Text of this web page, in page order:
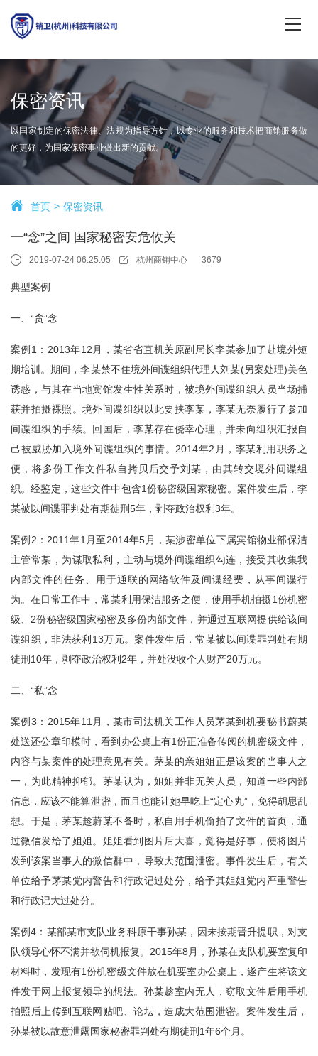
保密资讯
以国家制定的保密法律、法规为指导方针，以专业的服务和技术把商销服务做
的更好，为国家保密事业做出新的贡献。
首页 保密资讯
一“念”之间 国家秘密安危攸关
2019-07-24 06:25:05 杭州商销中心 3679
典型案例
一、“贪”念
案例1：2013年12月，某省省直机关原副局长李某参加了赴境外短
期培训。期间，李某禁不住境外间谍组织代理人刘某(另案处理)美色
诱惑，与其在当地宾馆发生性关系时，被境外间谍组织人员当场捕
获并拍摄裸照。境外间谍组织以此要挟李某，李某无奈履行了参加
间谍组织的手续。回国后，李某存在侥幸心理，并未向组织汇报自
己被威胁加入境外间谍组织的事情。2014年2月，李某利用职务之
便，将多份工作文件私自拷贝后交予刘某，由其转交境外间谍组
织。经鉴定，这些文件中包含1份秘密级国家秘密。案件发生后，李
某被以间谍罪判处有期徒刑5年，剥夺政治权利3年。
案例2：2011年1月至2014年5月，某涉密单位下属宾馆物业部保洁
主管常某，为谋取私利，主动与境外间谍组织勾连，接受其收集我
内部文件的任务、用于通联的网络软件及间谍经费，从事间谍行
为。在日常工作中，常某利用保洁服务之便，使用手机拍摄1份机密
级、2份秘密级国家秘密及多份内部文件，并通过互联网提供给该间
谍组织，非法获利13万元。案件发生后，常某被以间谍罪判处有期
徒刑10年，剥夺政治权利2年，并处没收个人财产20万元。
二、“私”念
案例3：2015年11月，某市司法机关工作人员茅某到机要秘书蔚某
处送还公章印模时，看到办公桌上有1份正准备传阅的机密级文件，
内容与某案件的处理意见有关。茅某的亲姐姐正是该案的当事人之
一，为此精神抑郁。茅某认为，姐姐并非无关人员，知道一些内部
信息，应该不能算泄密，而且也能让她早吃上“定心丸”，免得胡思乱
想。于是，茅某趁蔚某不备时，私自用手机偷拍了文件的首页，通
过微信发给了姐姐。姐姐看到图片后大喜，觉得是好事，便将图片
发到该案当事人的微信群中，导致大范围泄密。事件发生后，有关
单位给予茅某党内警告和行政记过处分，给予其姐姐党内严重警告
和行政记大过处分。
案例4：某部某市支队业务科原干事孙某，因未按期晋升提职，对支
队领导心怀不满并欲伺机报复。2015年8月，孙某在支队机要室复印
材料时，发现有1份机密级文件放在机要室办公桌上，遂产生将该文
件发于网上报复领导的想法。孙某趁室内无人，窃取文件后用手机
拍照后上传到互联网贴吧、论坛，造成大范围泄密。案件发生后，
孙某被以故意泄露国家秘密罪判处有期徒刑1年6个月。